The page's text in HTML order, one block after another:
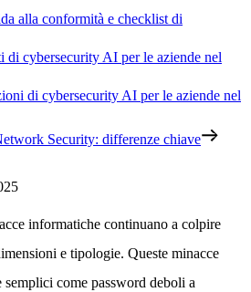
alla conformità e checklist di
di cybersecurity AI per le aziende nel
di cybersecurity AI per le aziende nel
Security: differenze chiave
informatiche continuano a colpire
e tipologie. Queste minacce
semplici come password deboli a